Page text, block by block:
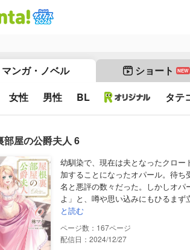
マンガ・ノベル ショート NEW
女性 男性 BL タテ
部屋の公爵夫人 6
幼馴染で、現在は夫となったクロ
加することになったオパール。待
名と悪評の数々だった。しかしオ
よ」と、噂や思い込みにもひるま
と読む
167
配信日：2024/12/27